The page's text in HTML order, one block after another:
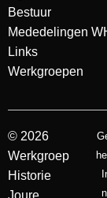
Bestuur
Mededelingen
Links
Werkgroepen
© 2026
Werkgroep
Historie
Joure